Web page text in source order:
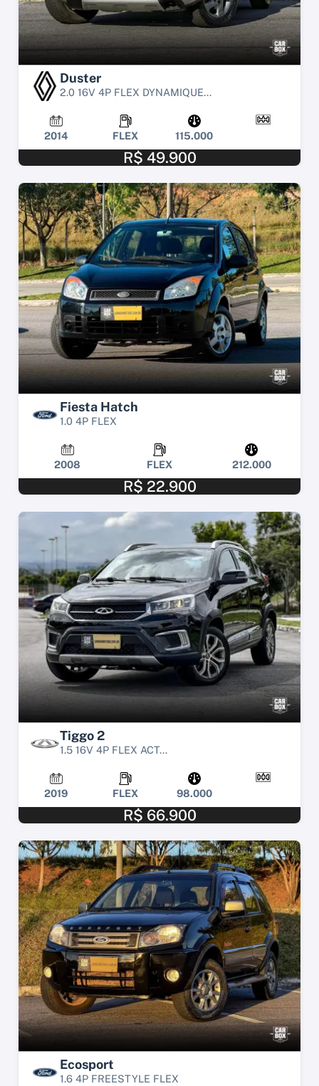
Duster
2.0 16V 4P FLEX DYNAMIQUE...
2014 FLEX 115.000
R$ 49.900
Fiesta Hatch
1.0 4P FLEX
2008 FLEX 212.000
R$ 22.900
Tiggo 2
1.5 16V 4P FLEX ACT...
2019 FLEX 98.000
R$ 66.900
Ecosport
1.6 4P FREESTYLE FLEX